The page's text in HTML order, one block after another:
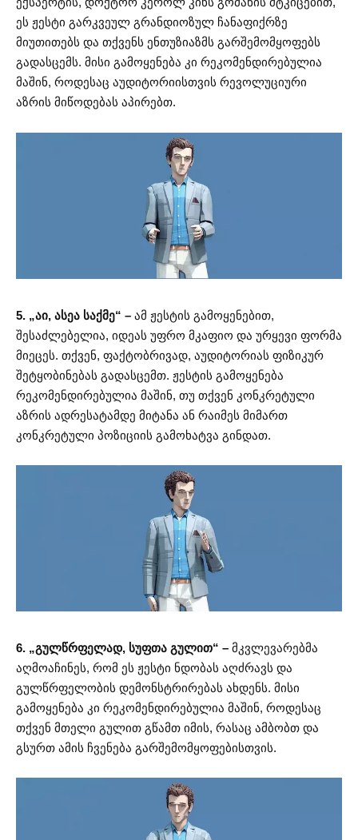
ეს ჟესტი გარკვეულ გრანდიოზულ ჩანაფიქრზე
მიუთითებს და თქვენს ენთუზიაზმს გარშემომყოფებს
გადასცემს. მისი გამოყენება კი რეკომენდირებულია
მაშინ, როდესაც აუდიტორიისთვის რევოლუციური
აზრის მიწოდებას აპირებთ.
5. „აი, ასეა საქმე“ – ამ ჟესტის გამოყენებით,
შესაძლებელია, იდეას უფრო მკაფიო და ურყევი ფორმა
მიეცეს. თქვენ, ფაქტობრივად, აუდიტორიას ფიზიკურ
შეტყობინებას გადასცემთ. ჟესტის გამოყენება
რეკომენდირებულია მაშინ, თუ თქვენ კონკრეტული
აზრის ადრესატამდე მიტანა ან რაიმეს მიმართ
კონკრეტული პოზიციის გამოხატვა გინდათ.
6. „გულწრფელად, სუფთა გულით“ – მკვლევარებმა
აღმოაჩინეს, რომ ეს ჟესტი ნდობას აღძრავს და
გულწრფელობის დემონსტრირებას ახდენს. მისი
გამოყენება კი რეკომენდირებულია მაშინ, როდესაც
თქვენ მთელი გულით გწამთ იმის, რასაც ამბობთ და
გსურთ ამის ჩვენება გარშემომყოფებისთვის.